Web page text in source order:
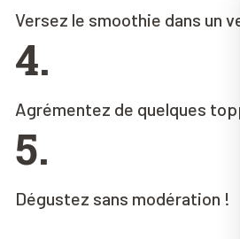
Versez le smoothie dans un
4.
Agrémentez de quelques
5.
Dégustez sans modération !